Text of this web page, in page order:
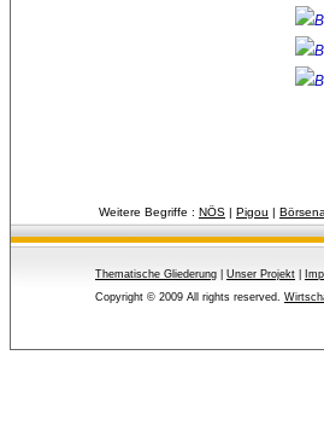
Weitere Begriffe : NÖS | Pigou |
Thematische Gliederung Unser Projekt
Copyright © 2009 All rights reserved.